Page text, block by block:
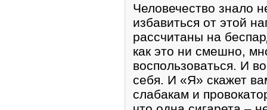
Человечество знало
избавиться от этой
рассчитаны на
как это ни смешно,
воспользоваться. И
себя. И «Я» скажет
слабакам и